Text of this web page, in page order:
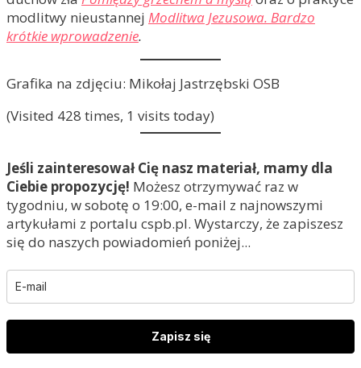
modlitwy nieustannej Modlitwa Jezusowa. Bardzo
krótkie wprowadzenie.
Grafika na zdjęciu: Mikołaj Jastrzębski OSB
(Visited 428 times, 1 visits today)
Jeśli zainteresował Cię nasz materiał, mamy dla
Ciebie propozycję! Możesz otrzymywać raz w
tygodniu, w sobotę o 19:00, e-mail z najnowszymi
artykułami z portalu cspb.pl. Wystarczy, że zapiszesz
się do naszych powiadomień poniżej...
Zapisz się